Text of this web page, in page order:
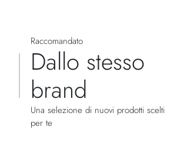
Raccomandato
Dallo stesso
brand
Una selezione di nuovi prodotti scelti
per te